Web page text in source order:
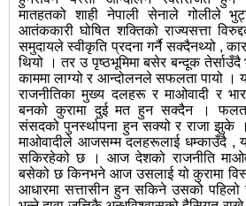
मातहतको शाही नेपाली सेनाले गोलीले
आतंककारी घोषित शक्तिको राज्यसत्ता
समुदायले स्वीकृति प्रदना गर्नै सक्दैनथ्यो ,
थियो । तर उ पृष्ठभूमिमा बसेर बन्दूक तेर्साउँदै
काममा लाग्यो र आन्दोलनले सफलता पायो ।
राजनीतिका मुख्य दलहरू र माओवादी र
बनको कुरामा दुई मत हुन सक्दैन ।
संसदको पुनर्स्थापना हुन सक्यो र राजा झुके
माओवादीले आजसम्म दलहरूलाई धम्काउँदै ,
सकिरहेको छ । आज देशको राजनीति
बसेको छ किनभने आज उसलाई यो कुरामा
आधारमा सत्तासीन हुन सकिने उसको